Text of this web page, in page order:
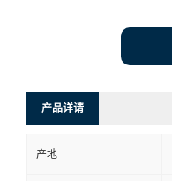
产品详请
产地